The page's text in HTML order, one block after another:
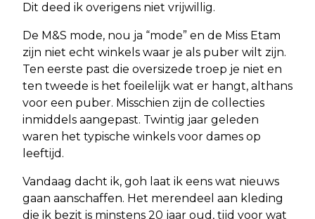
Dit deed ik overigens niet vrijwillig.
De M&S mode, nou ja “mode” en de Miss Etam
zijn niet echt winkels waar je als puber wilt zijn.
Ten eerste past die oversizede troep je niet en
ten tweede is het foeilelijk wat er hangt, althans
voor een puber. Misschien zijn de collecties
inmiddels aangepast. Twintig jaar geleden
waren het typische winkels voor dames op
leeftijd.
Vandaag dacht ik, goh laat ik eens wat nieuws
gaan aanschaffen. Het merendeel aan kleding
die ik bezit is minstens 20 jaar oud, tijd voor wat